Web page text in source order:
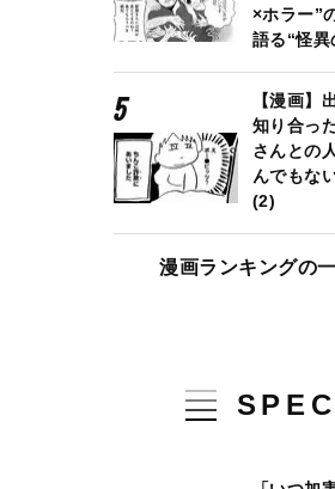
きでチャラい印象」「官僚へのイチャ
×ホラー”
語る“怪異
【漫画】
知り合っ
さんとの
んでもな
(2)
漫画ランキングの